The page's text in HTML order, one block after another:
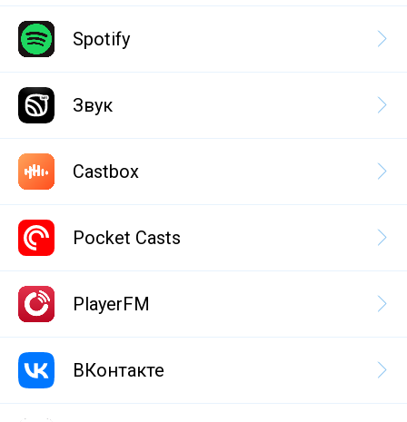
Spotify
Звук
Castbox
Pocket Casts
PlayerFM
ВКонтакте